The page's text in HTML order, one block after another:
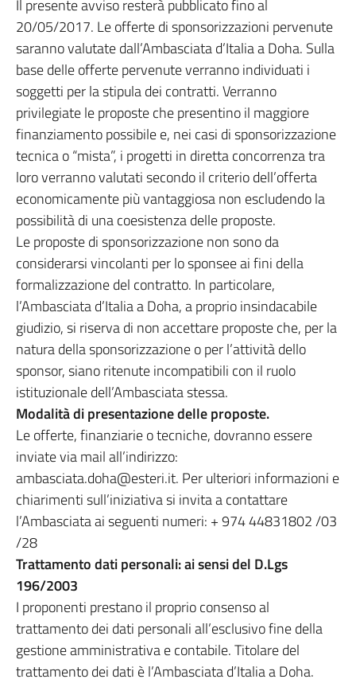
Il presente avviso resterà pubblicato fino al
20/05/2017. Le offerte di sponsorizzazioni pervenute
saranno valutate dall’Ambasciata d’Italia a Doha. Sulla
base delle offerte pervenute verranno individuati i
soggetti per la stipula dei contratti. Verranno
privilegiate le proposte che presentino il maggiore
finanziamento possibile e, nei casi di sponsorizzazione
tecnica o “mista”, i progetti in diretta concorrenza tra
loro verranno valutati secondo il criterio dell’offerta
economicamente più vantaggiosa non escludendo la
possibilità di una coesistenza delle proposte.
Le proposte di sponsorizzazione non sono da
considerarsi vincolanti per lo sponsee ai fini della
formalizzazione del contratto. In particolare,
l’Ambasciata d’Italia a Doha, a proprio insindacabile
giudizio, si riserva di non accettare proposte che, per la
natura della sponsorizzazione o per l’attività dello
sponsor, siano ritenute incompatibili con il ruolo
istituzionale dell’Ambasciata stessa.
Modalità di presentazione delle proposte.
Le offerte, finanziarie o tecniche, dovranno essere
inviate via mail all’indirizzo:
ambasciata.doha@esteri.it. Per ulteriori informazioni e
chiarimenti sull’iniziativa si invita a contattare
l’Ambasciata ai seguenti numeri: + 974 44831802 /03
/28
Trattamento dati personali: ai sensi del D.Lgs
196/2003
I proponenti prestano il proprio consenso al
trattamento dei dati personali all’esclusivo fine della
gestione amministrativa e contabile. Titolare del
trattamento dei dati è l’Ambasciata d’Italia a Doha.